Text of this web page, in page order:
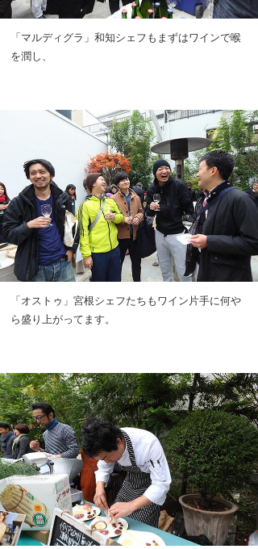
「マルディグラ」和知シェフもまずはワインで喉
を潤し、
「オストゥ」宮根シェフたちもワイン片手に何や
ら盛り上がってます。